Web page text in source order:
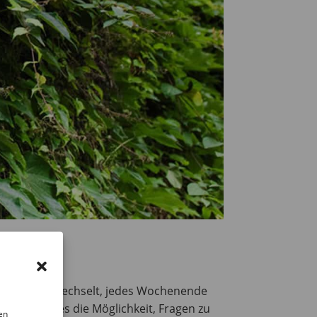
wechselt, jedes Wochenende
gibt es die Möglichkeit, Fragen zu